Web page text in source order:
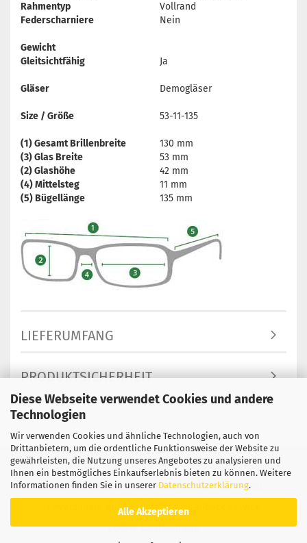
Diese Webseite verwendet Cookies und andere
Technologien
Wir verwenden Cookies und ähnliche Technologien, auch von
Drittanbietern, um die ordentliche Funktionsweise der Website zu
gewährleisten, die Nutzung unseres Angebotes zu analysieren und
Ihnen ein bestmögliches Einkaufserlebnis bieten zu können. Weitere
Informationen finden Sie in unserer Datenschutzerklärung.
Alle Akzeptieren
Rahmentyp
Vollrand
Federscharniere
Nein
Gewicht
Gleitsichtfähig
Ja
Gläser Demogläser
Size / Größe 53-11-135
(1) Gesamt Brillenbreite
130 mm
(3) Glas Breite
53 mm
(2) Glashöhe
42 mm
(4) Mittelsteg
11 mm
(5) Bügellänge
135 mm
LIEFERUMFANG
PRODUKTSICHERHEIT
Impressum Kontakt
Versand- & Zahlungsbedingungen
Widerrufsrecht & Muster-Widerrufsformular
AGB
Privatsphäre und Datenschutz
Callback Service
Cookie Einstellungen